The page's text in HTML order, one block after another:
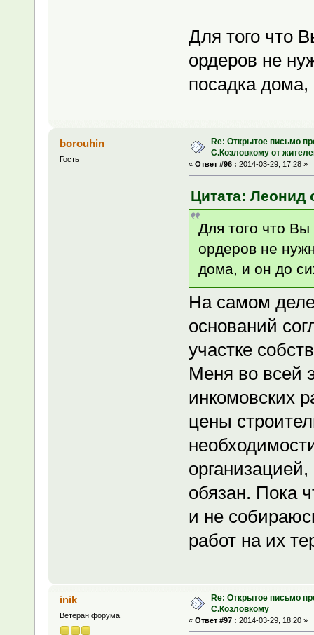
Для того что
ордеров не
посадка дома,
borouhin
Гость
Re: Открытое письмо
С.Козловкому от
« Ответ #96 : 2014-03-29, 17:28 »
Цитата: Леонид
Для того что Вы
ордеров не
дома, и он до
На самом
оснований
участке
Меня во всей
инкомовских
цены
обязан. Пока
и не
работ на их
inik
Ветеран форума
Re: Открытое письмо
С.Козловкому
« Ответ #97 : 2014-03-29, 18:20 »